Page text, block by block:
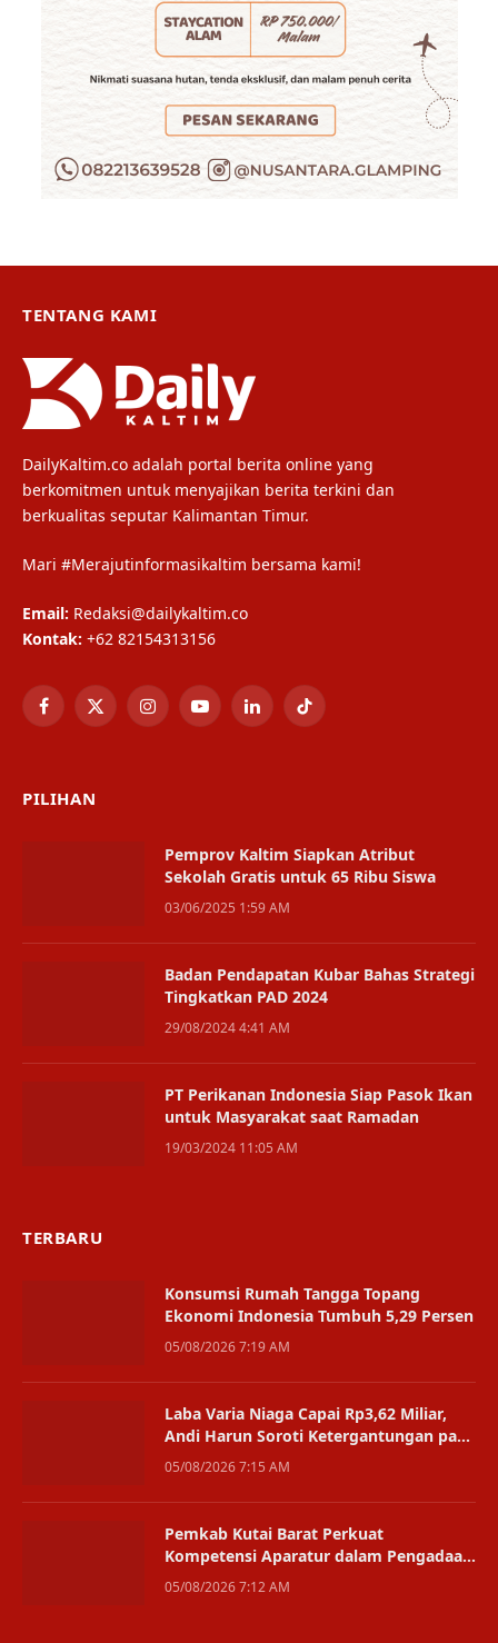
TENTANG KAMI
DailyKaltim.co adalah portal berita online yang
berkomitmen untuk menyajikan berita terkini dan
berkualitas seputar Kalimantan Timur.
Mari #Merajutinformasikaltim bersama kami!
Email: Redaksi@dailykaltim.co
Kontak: +62 82154313156
Facebook
X
InstagramYouTubeLinkedInTikTok
PILIHAN
Pemprov Kaltim Siapkan Atribut
Sekolah Gratis untuk 65 Ribu Siswa
03/06/2025 1:59 AM
Badan Pendapatan Kubar Bahas Strategi
Tingkatkan PAD 2024
29/08/2024 4:41 AM
PT Perikanan Indonesia Siap Pasok Ikan
untuk Masyarakat saat Ramadan
19/03/2024 11:05 AM
TERBARU
Konsumsi Rumah Tangga Topang
Ekonomi Indonesia Tumbuh 5,29 Persen
05/08/2026 7:19 AM
Laba Varia Niaga Capai Rp3,62 Miliar,
Andi Harun Soroti Ketergantungan pada
Satu Bisnis
05/08/2026 7:15 AM
Pemkab Kutai Barat Perkuat
Kompetensi Aparatur dalam Pengadaan
Digital
05/08/2026 7:12 AM